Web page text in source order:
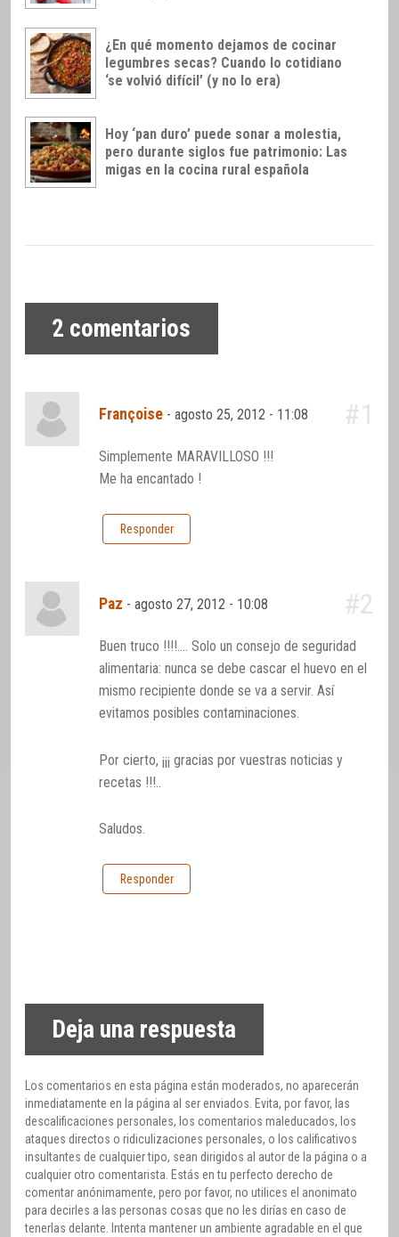
¿En qué momento dejamos de cocinar
legumbres secas? Cuando lo cotidiano
‘se volvió difícil’ (y no lo era)
Hoy ‘pan duro’ puede sonar a molestia,
pero durante siglos fue patrimonio: Las
migas en la cocina rural española
2 comentarios
Françoise -agosto 25, 2012 - 11:08 #1
Simplemente MARAVILLOSO !!!
Me ha encantado !
Responder
Paz -agosto 27, 2012 - 10:08 #2
Buen truco !!!!…. Solo un consejo de seguridad
alimentaria: nunca se debe cascar el huevo en el
mismo recipiente donde se va a servir. Así
evitamos posibles contaminaciones.
Por cierto, ¡¡¡ gracias por vuestras noticias y
recetas !!!..
Saludos.
Responder
Deja una respuesta
Los comentarios en esta página están moderados, no aparecerán
inmediatamente en la página al ser enviados. Evita, por favor, las
descalificaciones personales, los comentarios maleducados, los
ataques directos o ridiculizaciones personales, o los calificativos
insultantes de cualquier tipo, sean dirigidos al autor de la página o a
cualquier otro comentarista. Estás en tu perfecto derecho de
comentar anónimamente, pero por favor, no utilices el anonimato
para decirles a las personas cosas que no les dirías en caso de
tenerlas delante. Intenta mantener un ambiente agradable en el que